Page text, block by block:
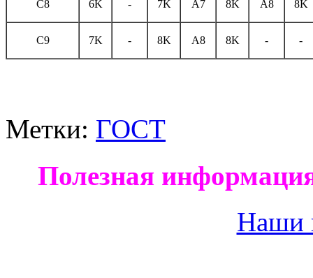
С8 6K - 7K A7 8K A8 8K
С9 7K - 8K A8 8K - -
Метки: ГОСТ
Полезная
Наши